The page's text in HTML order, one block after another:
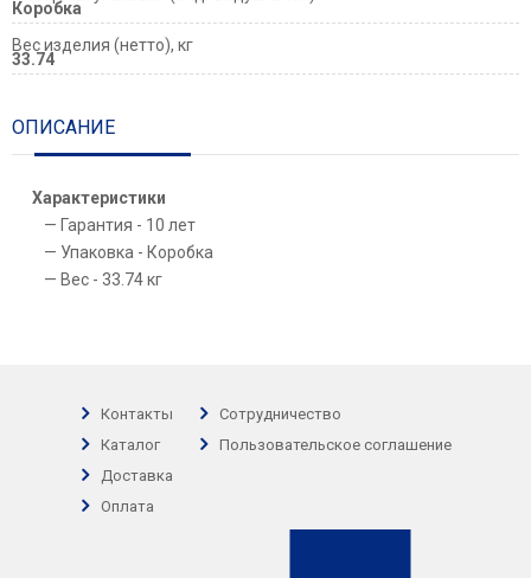
Коробка
Вес изделия (нетто), кг
33.74
ОПИСАНИЕ
Характеристики
Гарантия - 10 лет
Упаковка - Коробка
Вес - 33.74 кг
Контакты
Каталог
Доставка
Оплата
Сотрудничество
Пользовательское соглашение